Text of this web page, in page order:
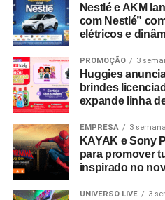
Nestlé e AKM
com Nestlé”
elétricos e
PROMOÇÃO 3
Huggies
brindes
expande linha
EMPRESA 3
KAYAK e Sony
para promover
inspirado no
UNIVERSO LIVE 3